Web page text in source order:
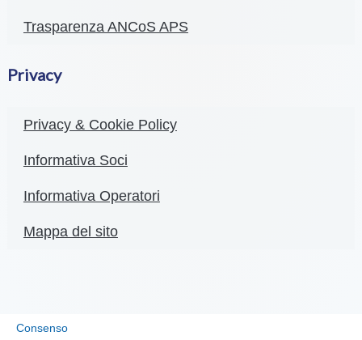
Trasparenza ANCoS APS
Privacy
Privacy & Cookie Policy
Informativa Soci
Informativa Operatori
Mappa del sito
Consenso